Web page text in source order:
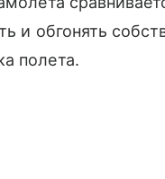
и обгонять
полета.